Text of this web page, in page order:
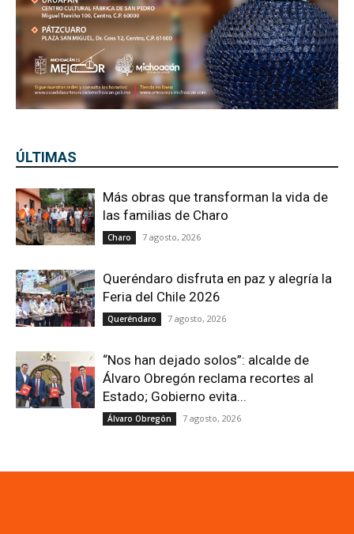
ÚLTIMAS
Más obras que transforman la vida de
las familias de Charo
Charo 7 agosto, 2026
Queréndaro disfruta en paz y alegría la
Feria del Chile 2026
Queréndaro 7 agosto, 2026
“Nos han dejado solos”: alcalde de
Álvaro Obregón reclama recortes al
Estado; Gobierno evita...
Álvaro Obregón 7 agosto, 2026